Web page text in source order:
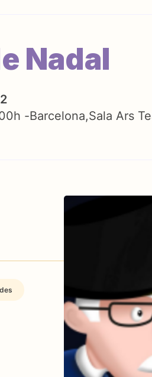
Nadal
-Barcelona Sala Ars